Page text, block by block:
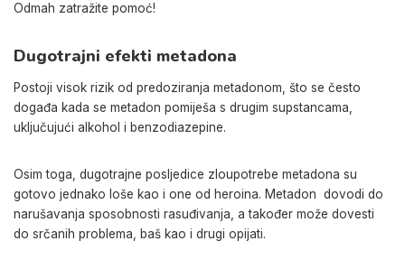
Odmah zatražite pomoć!
Dugotrajni efekti metadona
Postoji visok rizik od predoziranja metadonom, što se često
događa kada se metadon pomiješa s drugim supstancama,
uključujući alkohol i benzodiazepine.
Osim toga, dugotrajne posljedice zloupotrebe metadona su
gotovo jednako loše kao i one od heroina. Metadon dovodi do
narušavanja sposobnosti rasuđivanja, atakođer može dovesti
do srčanih problema, baš kao i drugi opijati.